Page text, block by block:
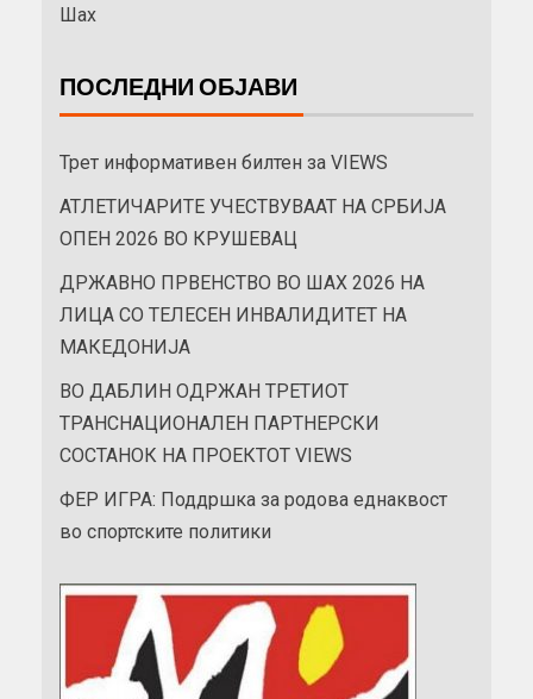
Шах
ПОСЛЕДНИ ОБЈАВИ
Трет информативен билтен за VIEWS
АТЛЕТИЧАРИТЕ УЧЕСТВУВААТ НА СРБИЈА
ОПЕН 2026 ВО КРУШЕВАЦ
ДРЖАВНО ПРВЕНСТВО ВО ШАХ 2026 НА
ЛИЦА СО ТЕЛЕСЕН ИНВАЛИДИТЕТ НА
МАКЕДОНИЈА
ВО ДАБЛИН ОДРЖАН ТРЕТИОТ
ТРАНСНАЦИОНАЛЕН ПАРТНЕРСКИ
СОСТАНОК НА ПРОЕКТОТ VIEWS
ФЕР ИГРА: Поддршка за родова еднаквост
во спортските политики